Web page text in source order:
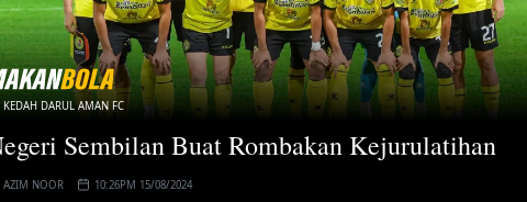
KEDAH DARUL AMAN FC
Sembilan Buat Rombakan Kejurulatihan
AZIM NOOR 10:26PM 15/08/2024